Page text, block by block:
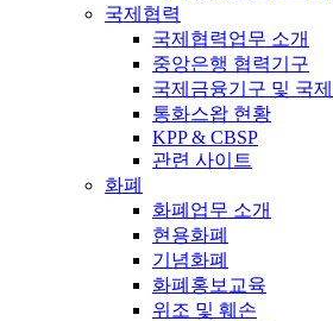
국제협력
국제협력업무 소개
중앙은행 협력기구
국제금융기구 및 국
통화스왑 현황
KPP & CBSP
관련 사이트
화폐
화폐업무 소개
현용화폐
기념화폐
화폐홍보교육
위조 및 훼손